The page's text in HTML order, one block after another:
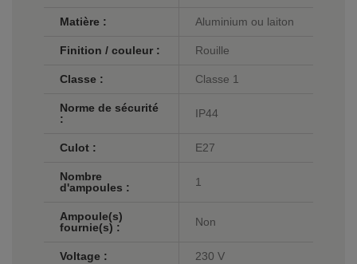
Matière : Aluminium ou laiton
Finition / couleur : Rouille
Classe : Classe 1
Norme de sécurité
:
IP44
Culot : E27
Nombre
d'ampoules :
1
Ampoule(s)
fournie(s) :
Non
Voltage : 230 V